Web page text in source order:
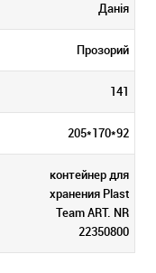
Данія
Прозорий
141
205*170*92
контейнер для
хранения Plast
Team ART. NR
22350800